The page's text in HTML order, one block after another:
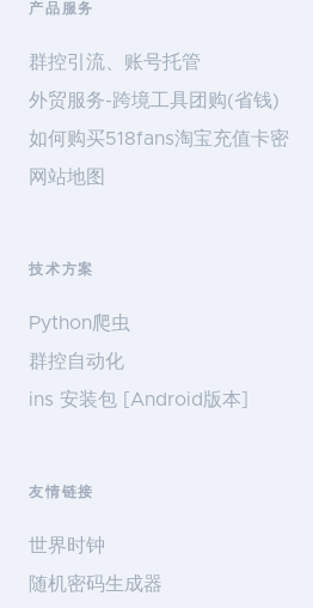
产品服务
群控引流、账号托管
外贸服务-跨境工具团购(省钱)
如何购买518fans淘宝充值卡密
网站地图
技术方案
Python爬虫
群控自动化
ins 安装包 [Android版本]
友情链接
世界时钟
随机密码生成器